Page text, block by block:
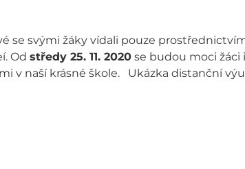
se svými žáky vídali pouze
Od středy 25. 11. 2020se budou moci žáci
v naší krásné škole. Ukázka distanční